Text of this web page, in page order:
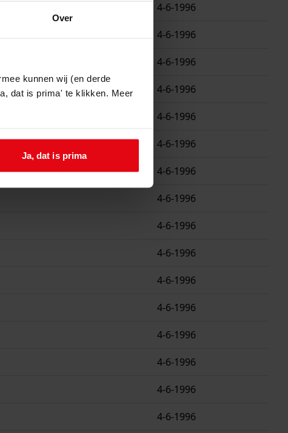
Over
kunnen wij (en derde
dat is prima' te klikken. Meer
Ja, dat is prima
4-6-1996
4-6-1996
4-6-1996
4-6-1996
4-6-1996
4-6-1996
4-6-1996
4-6-1996
4-6-1996
4-6-1996
4-6-1996
4-6-1996
4-6-1996
4-6-1996
4-6-1996
4-6-1996